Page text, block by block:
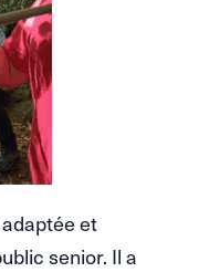
et
senior. Il a